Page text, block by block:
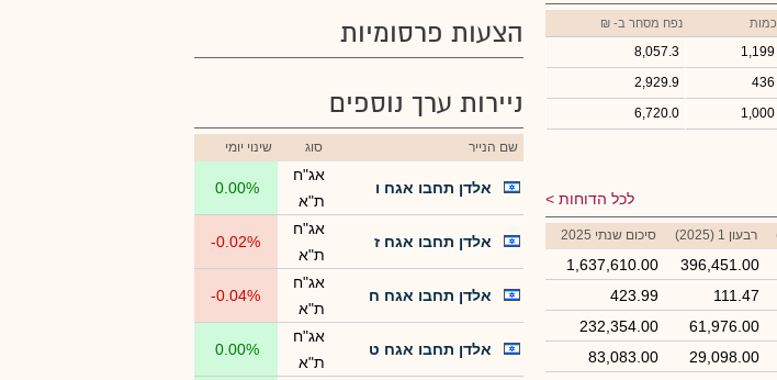
כמות נפח מסחר ב- ₪
1,199
8,057.3
436
2,929.9
1,000
6,720.0
לכל הדוחות
רבעון 1 (2025) סיכום שנתי 2025
396,451.00
1,637,610.00
111.47
423.99
61,976.00
232,354.00
29,098.00
83,083.00
הצעות פרסומיות
ניירות ערך נוספים
שם הנייר סוג שינוי יומי
אלדן תחבו אגח ו
אג"ח
ת"א
0.00%
אלדן תחבו אגח ז
אג"ח
ת"א
-0.02%
אלדן תחבו אגח ח
אג"ח
ת"א
-0.04%
אלדן תחבו אגח ט
אג"ח
ת"א
0.00%